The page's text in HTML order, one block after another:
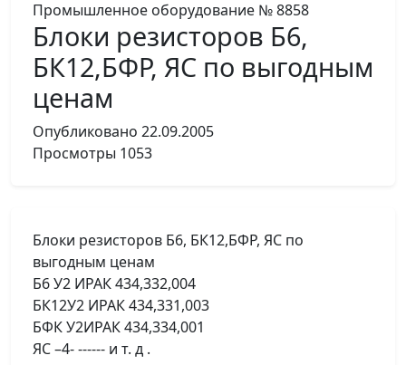
Промышленное оборудование № 8858
Блоки резисторов Б6,
БК12,БФР, ЯС по выгодным
ценам
Опубликовано 22.09.2005
Просмотры 1053
Блоки резисторов Б6, БК12,БФР, ЯС по
выгодным ценам
Б6 У2 ИРАК 434,332,004
БК12У2 ИРАК 434,331,003
БФК У2ИРАК 434,334,001
ЯС –4- ------ и т. д .